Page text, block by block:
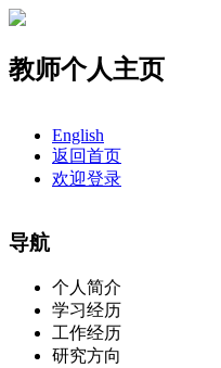
教师个人主页
English
返回首页
欢迎登录
导航
个人简介
学习经历
工作经历
研究方向